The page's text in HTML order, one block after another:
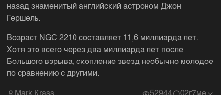
назад знаменитый английский астроном Джон
Гершель.
Возраст NGC 2210 составляет 11,6 миллиарда лет.
Хотя это всего через два миллиарда лет после
Большого взрыва, скопление звезд необычно молодое
по сравнению с другими.